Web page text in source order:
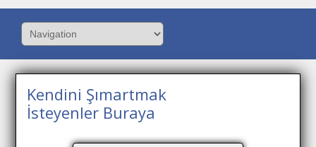
Kendini Şımartmak
İsteyenler Buraya